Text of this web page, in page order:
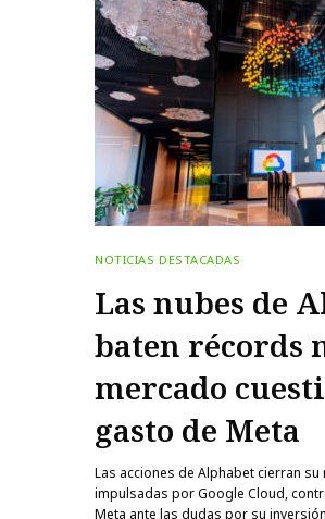
NOTICIAS DESTACADAS
Las nubes de
baten récords
mercado
gasto de Meta
Las acciones de Alphabet cierran
impulsadas por Google Cloud,
Meta ante las dudas por su